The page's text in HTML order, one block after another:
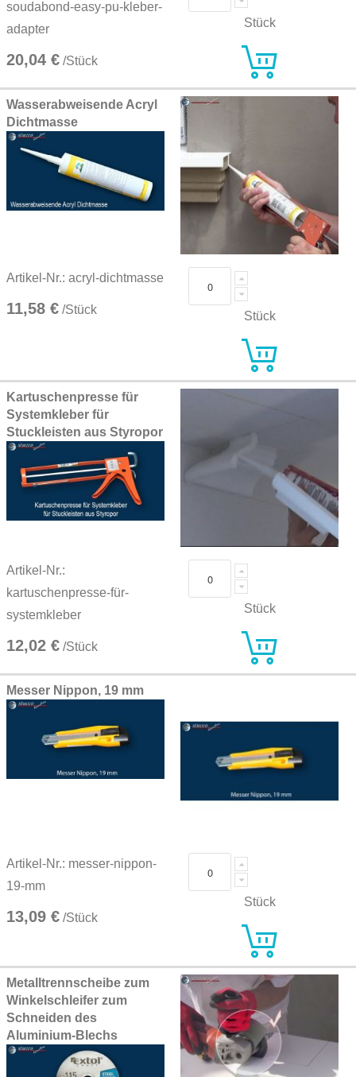
soudabond-easy-pu-kleber-
adapter
20,04 € /Stück
Stück
Wasserabweisende Acryl
Dichtmasse
Artikel-Nr.: acryl-dichtmasse
11,58 € /Stück Stück
Kartuschenpresse für
Systemkleber für
Stuckleisten aus Styropor
Artikel-Nr.:
kartuschenpresse-für-
systemkleber
12,02 € /Stück
Stück
Messer Nippon, 19 mm
Artikel-Nr.: messer-nippon-
19-mm
13,09 € /Stück
Stück
Metalltrennscheibe zum
Winkelschleifer zum
Schneiden des
Aluminium-Blechs